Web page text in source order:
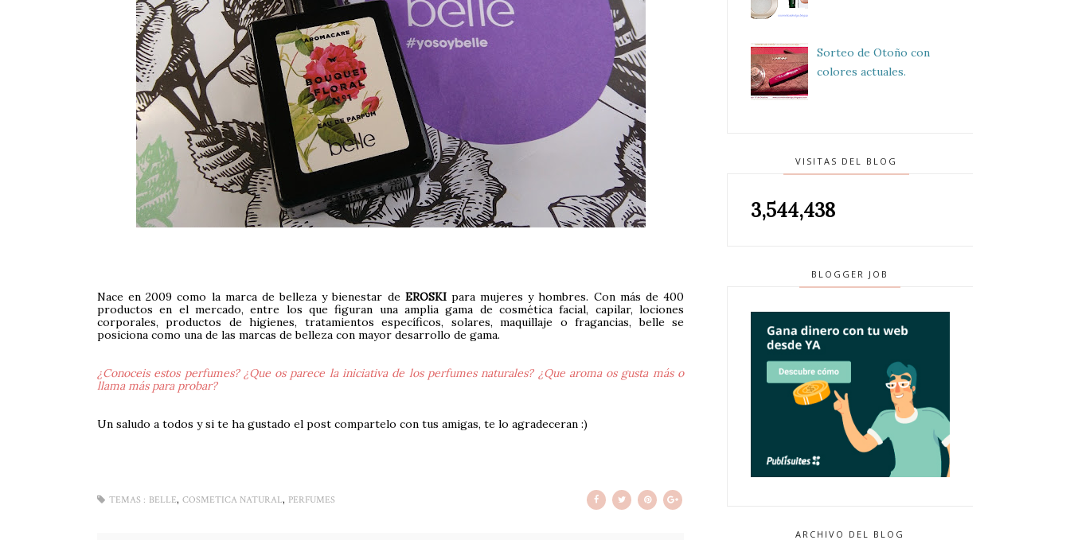
Nace en 2009 como la marca de belleza y bienestar de EROSKI para mujeres y hombres. Con más de 400
productos en el mercado, entre los que figuran una amplia gama de cosmética facial, capilar, lociones
corporales, productos de higienes, tratamientos específicos, solares, maquillaje o fragancias, belle se
posiciona como una de las marcas de belleza con mayor desarrollo de gama.
¿Conoceis estos perfumes? ¿Que os parece la iniciativa de los perfumes naturales? ¿Que aroma os gusta más o
llama más para probar?
Un saludo a todos y si te ha gustado el post compartelo con tus amigas, te lo agradeceran :)
TEMAS : BELLE, COSMETICA NATURAL, PERFUMES
Sorteo de Otoño con
colores actuales.
VISITAS DEL BLOG
3,544,438
BLOGGER JOB
ARCHIVO DEL BLOG